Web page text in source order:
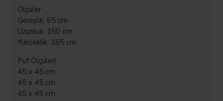
Ölçüler
Genişlik: 65 cm
Uzunluk: 150 cm
Yükseklik: 165 cm
Puf Ölçüleri
45 x 45 cm
45 x 45 cm
45 x 45 cm